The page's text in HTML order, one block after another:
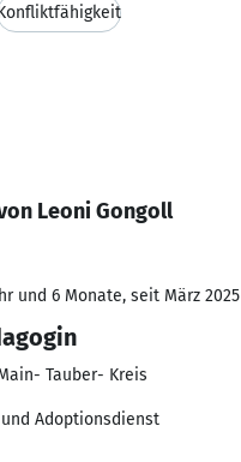
Leoni Gongoll
und 6 Monate, seit März 2025
Tauber- Kreis
Adoptionsdienst